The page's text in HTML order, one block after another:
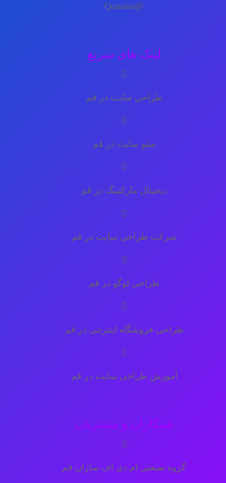
@Qomsite
لینک های سریع
طراحی سایت در قم
سئو سایت در قم
دیحیتال مارکتینگ در قم
شرکت طراحی سایت در قم
طراحی لوگو در قم
طراحی فروشگاه اینترنتی در قم
آموزش طراحی سایت در قم
همکاران و مشتریان
گروه صنعتی ام دی اف سازان قم